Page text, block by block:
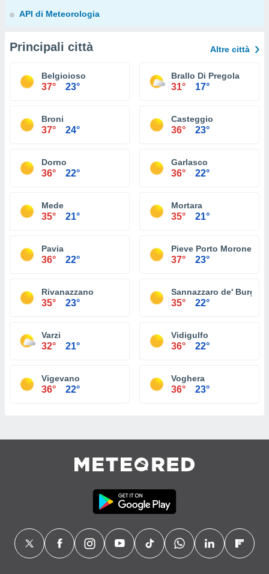
API di Meteorologia
Principali città Altre città
Belgioioso
37° 23°
Brallo Di Pregola
31° 17°
Broni
37° 24°
Casteggio
36° 23°
Dorno
36° 22°
Garlasco
36° 22°
Mede
35° 21°
Mortara
35° 21°
Pavia
36° 22°
Pieve Porto Morone
37° 23°
Rivanazzano
35° 23°
Sannazzaro de'
35° 22°
Varzi
32° 21°
Vidigulfo
36° 22°
Vigevano
36° 22°
Voghera
36° 23°